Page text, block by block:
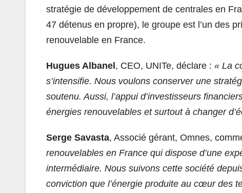
stratégie de développement de centrales en
47 détenus en propre), le groupe est l’un des
renouvelable en France.
Hugues Albanel, CEO, UNITe, déclare : « La
s’intensifie. Nous voulons conserver une
soutenu. Aussi, l’appui d’investisseurs
énergies renouvelables et surtout à changer
Serge Savasta, Associé gérant, Omnes,
renouvelables en France qui dispose d’une
intermédiaire. Nous suivons cette société
conviction que l’énergie produite au cœur des